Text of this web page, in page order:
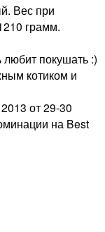
Вес при
грамм.
любит покушать :)
котиком и
от 29-30
на Best